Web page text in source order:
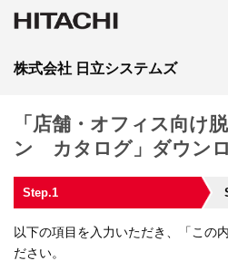
株式会社 日立システムズ
「店舗・オフィス向け
ン カタログ」ダウン
Step.1
以下の項目を入力いただき、「この
ださい。